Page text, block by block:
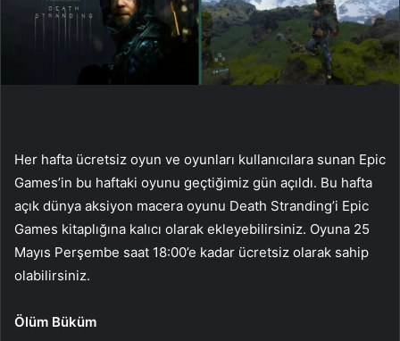
Her hafta ücretsiz oyun ve oyunları kullanıcılara sunan Epic
Games’in bu haftaki oyunu geçtiğimiz gün açıldı. Bu hafta
açık dünya aksiyon macera oyunu Death Stranding’i Epic
Games kitaplığına kalıcı olarak ekleyebilirsiniz. Oyuna 25
Mayıs Perşembe saat 18:00’e kadar ücretsiz olarak sahip
olabilirsiniz.
Ölüm Büküm